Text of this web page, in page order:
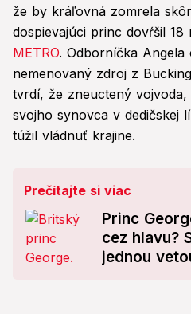
že by kráľovná zomrela
dospievajúci princ dovŕšil
METRO. Odborníčka
nemenovaný zdroj z
tvrdí, že zneuctený
svojho synovca v dedičskej
túžil vládnuť krajine.
Prečítajte si viac
Princ
cez hlavu?
jednou